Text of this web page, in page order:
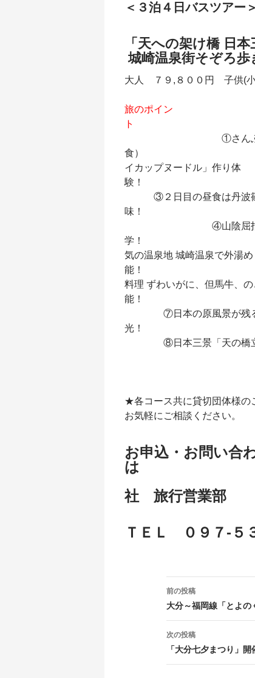
＜３泊４日バスツアー
「天への架
城崎温泉街そぞろ歩
大人 ７９,８００円 子供(
旅のポイン
ト
①さんふらわあ新造
食） ②カップヌー
イカップヌードル」作り体
③２日目の昼食は丹波篠
④山陰屈指の奇勝 国
学！ ⑤開
気の温泉地 城崎温泉で外湯
能！ ⑥
料理 ずわいがに、但馬牛、
⑦日本の原風景が残る「
⑧日本三景「天の橋立」
★各コース共に貸切団体様の
お気軽にご相談ください。
お申込・お問い合
大分
社 旅行営業部
ＴＥＬ ０９７-５
投
稿
ナ
ビ
前の投稿
大分～福岡線「とよの
次の投稿
「大分七夕まつり」